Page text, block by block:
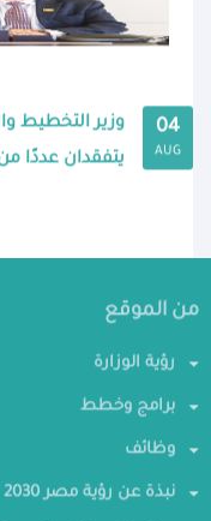
04
AUG
وزير التخطيط
يتفقدان عددًا
من الموقع
رؤية الوزارة
برامج وخطط
وظائف
نبذة عن رؤية مصر 2030